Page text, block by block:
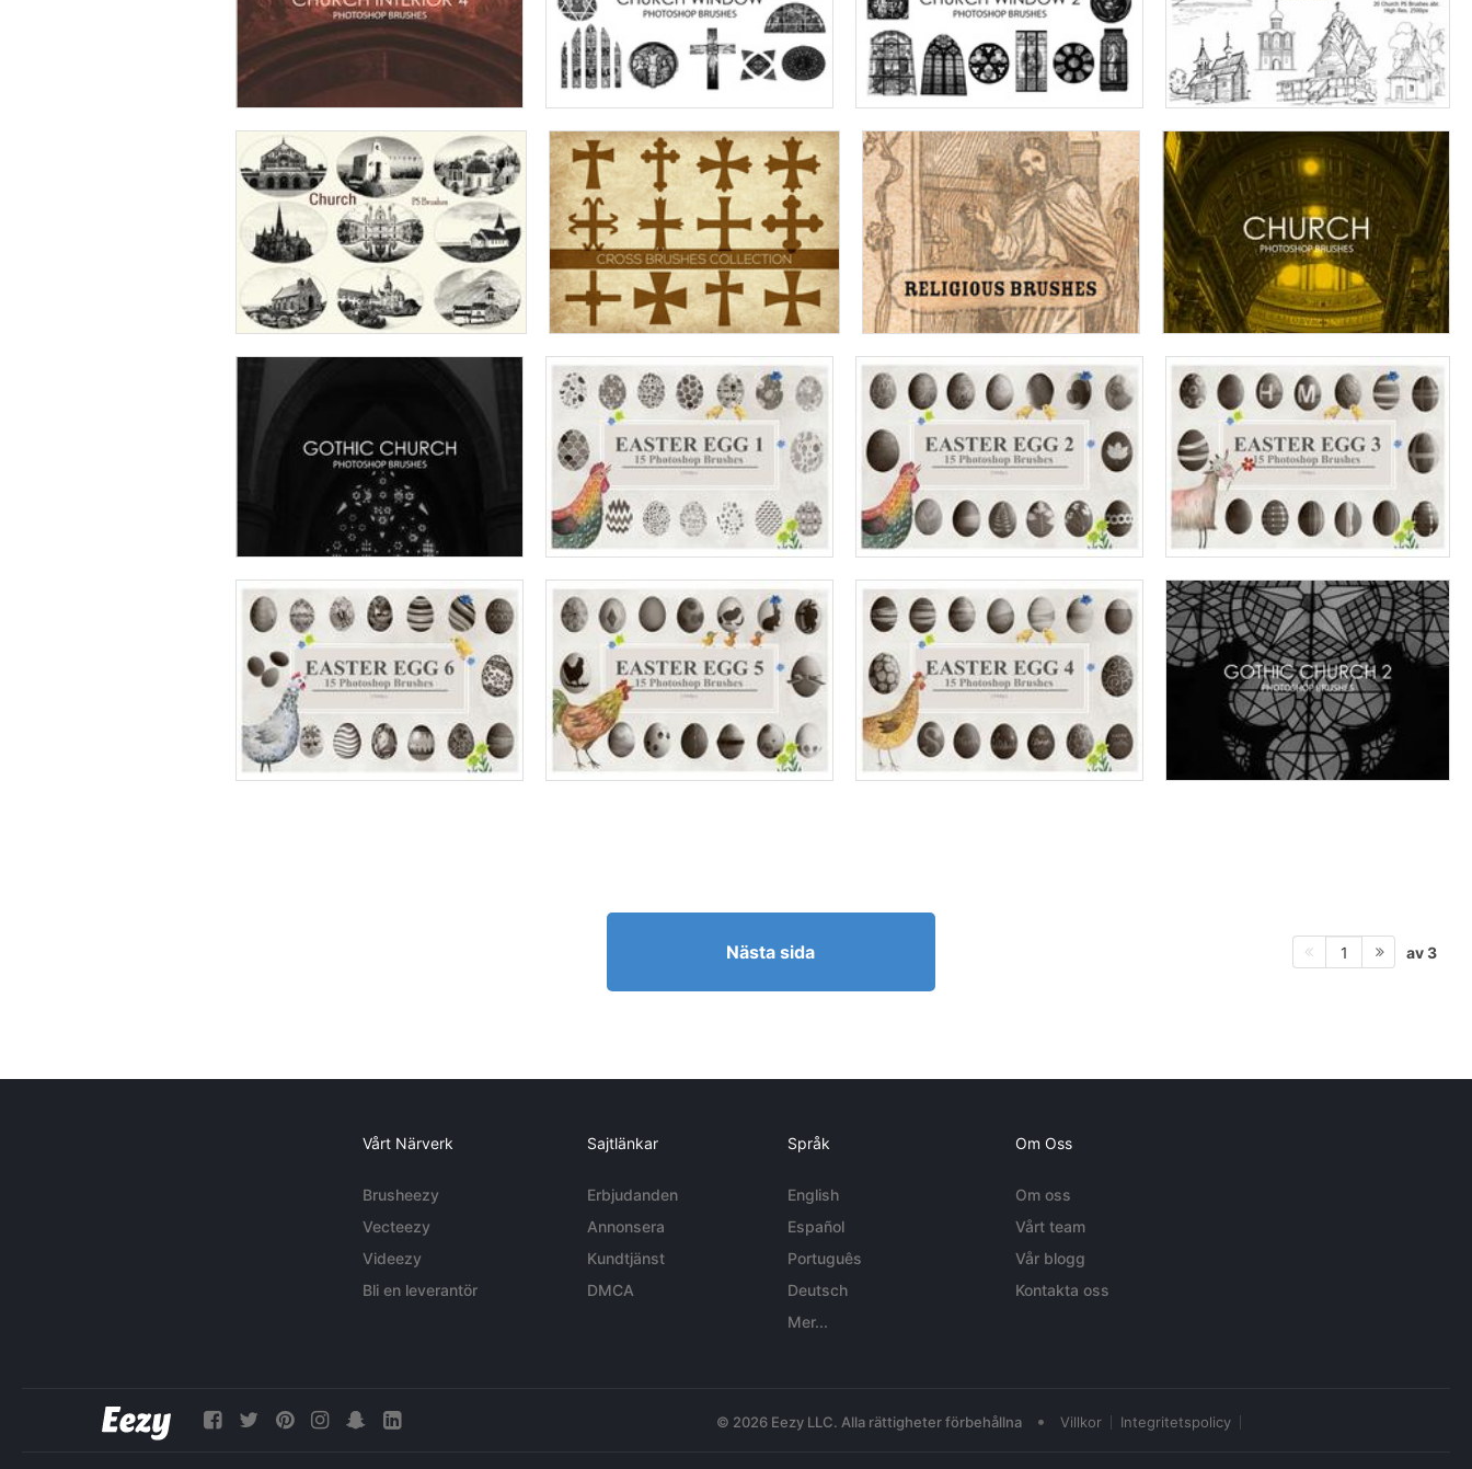
Nästa sida 1 av 3
Vårt Närverk
Brusheezy
Vecteezy
Videezy
Bli en leverantör
Sajtlänkar
Erbjudanden
Annonsera
Kundtjänst
DMCA
Språk
English
Español
Português
Deutsch
Mer...
Om Oss
Om oss
Vårt team
Vår blogg
Kontakta oss
© 2026 Eezy LLC. Alla rättigheter förbehållna • Villkor Integritetspolicy